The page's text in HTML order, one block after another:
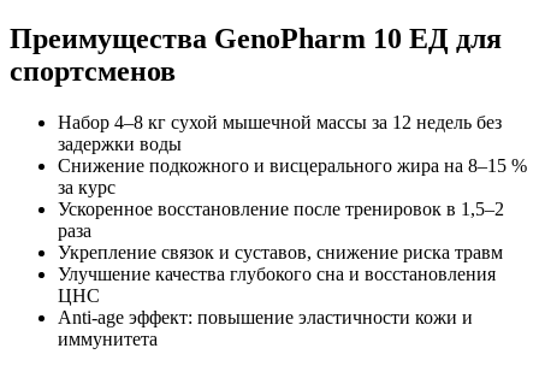
Преимущества GenoPharm 10 ЕД для
спортсменов
Набор 4–8 кг сухой мышечной массы за 12 недель без
задержки воды
Снижение подкожного и висцерального жира на 8–15 %
за курс
Ускоренное восстановление после тренировок в 1,5–2
раза
Укрепление связок и суставов, снижение риска травм
Улучшение качества глубокого сна и восстановления
ЦНС
Anti-age эффект: повышение эластичности кожи и
иммунитета